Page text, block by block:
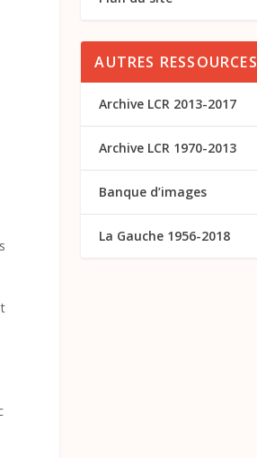
AUTRES RESSOURCES
Archive LCR 2013-2017
Archive LCR 1970-2013
Banque d’images
La Gauche 1956-2018